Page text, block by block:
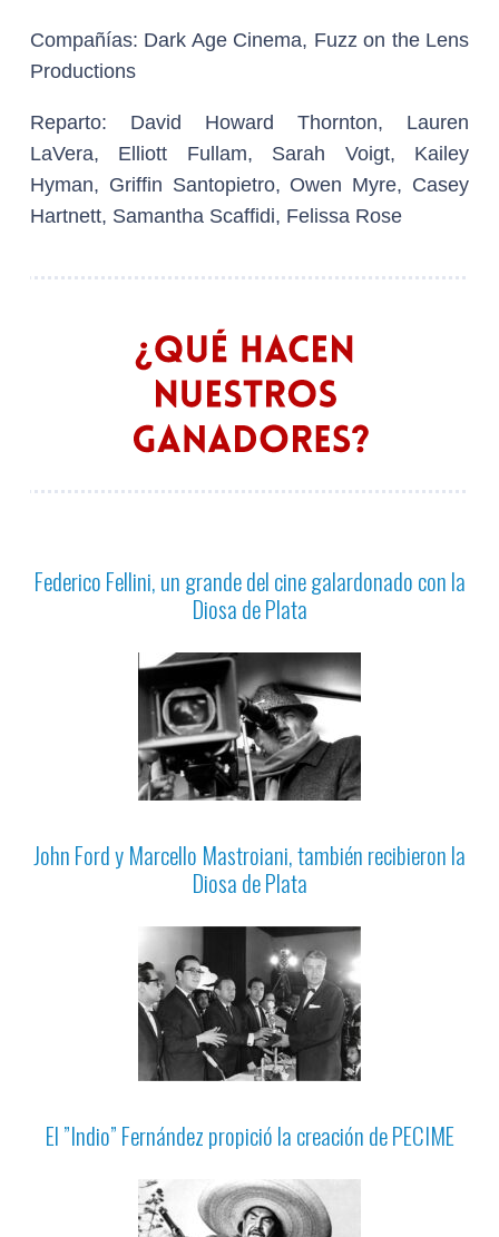
Compañías: Dark Age Cinema, Fuzz on the Lens
Productions
Reparto: David Howard Thornton, Lauren
LaVera, Elliott Fullam, Sarah Voigt, Kailey
Hyman, Griffin Santopietro, Owen Myre, Casey
Hartnett, Samantha Scaffidi, Felissa Rose
Federico Fellini, un grande del cine galardonado con la
Diosa de Plata
John Ford y Marcello Mastroiani, también recibieron la
Diosa de Plata
El ”Indio” Fernández propició la creación de PECIME